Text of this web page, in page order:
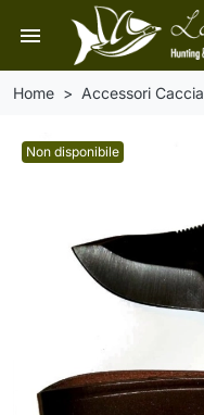
menu
Home Accessori Caccia
Non disponibile